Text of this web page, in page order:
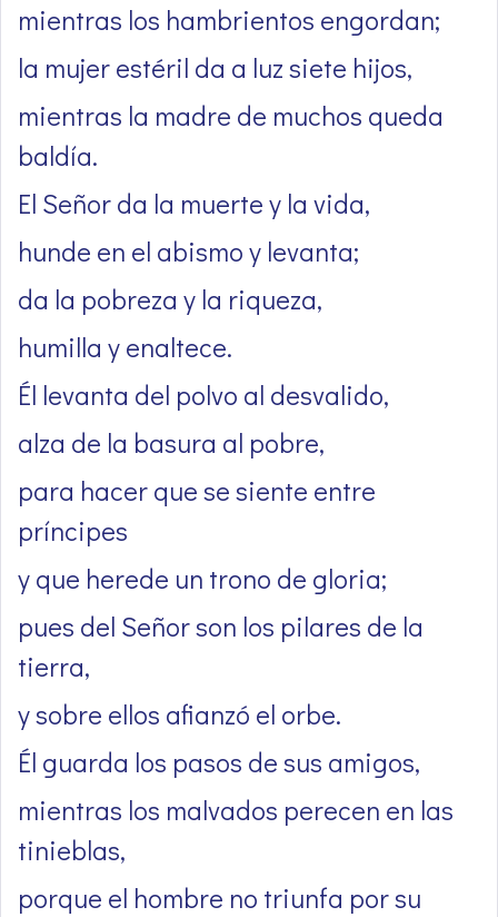
mientras los hambrientos engordan;
la mujer estéril da a luz siete hijos,
mientras la madre de muchos queda
baldía.
El Señor da la muerte y la vida,
hunde en el abismo y levanta;
da la pobreza y la riqueza,
humilla y enaltece.
Él levanta del polvo al desvalido,
alza de la basura al pobre,
para hacer que se siente entre
príncipes
y que herede un trono de gloria;
pues del Señor son los pilares de la
tierra,
y sobre ellos afianzó el orbe.
Él guarda los pasos de sus amigos,
mientras los malvados perecen en las
tinieblas,
porque el hombre no triunfa por su